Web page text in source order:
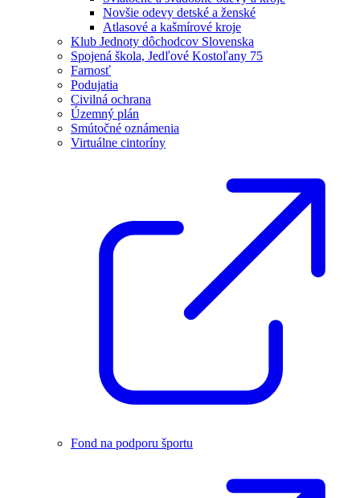
Novšie odevy detské a ženské
Atlasové a kašmírové kroje
Klub Jednoty dôchodcov Slovenska
Spojená škola, Jedľové Kostoľany 75
Farnosť
Podujatia
Civilná ochrana
Územný plán
Smútočné oznámenia
Virtuálne cintoríny
Fond na podporu športu